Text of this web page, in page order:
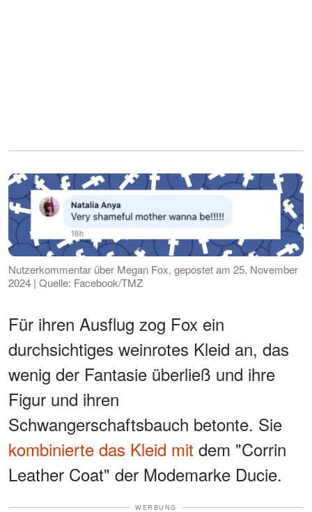
Nutzerkommentar über Megan Fox, gepostet am 25. November
2024 | Quelle: Facebook/TMZ
Für ihren Ausflug zog Fox ein
durchsichtiges weinrotes Kleid an, das
wenig der Fantasie überließ und ihre
Figur und ihren
Schwangerschaftsbauch betonte. Sie
kombinierte das Kleid mit dem "Corrin
Leather Coat" der Modemarke Ducie.
WERBUNG